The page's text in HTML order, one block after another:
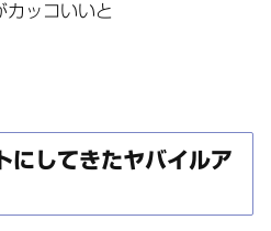
カッコいいと
にしてきたヤバイルア